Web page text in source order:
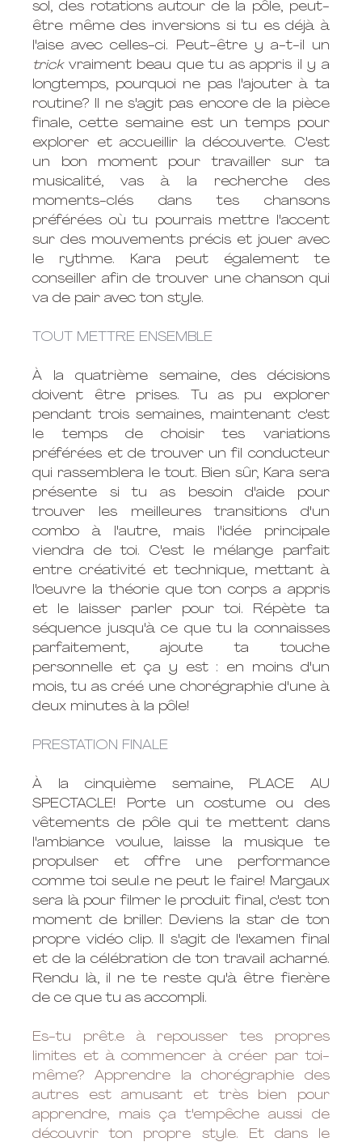
sol, des rotations autour de la pôle, peut-
être même des inversions si tu es déjà à
trick vraiment beau que tu as appris il y a
longtemps, pourquoi ne pas l'ajouter à ta
routine? Il ne s'agit pas encore de la pièce
finale, cette semaine est un temps pour
explorer et accueillir la découverte. C'est
un bon moment pour travailler sur ta
musicalité, vas à la recherche des
moments-clés dans tes chansons
préférées où tu pourrais mettre l'accent
sur des mouvements précis et jouer avec
le rythme. Kara peut également te
conseiller afin de trouver une chanson qui
va de pair avec ton style.
TOUT METTRE ENSEMBLE
À la quatrième semaine, des décisions
doivent être prises. Tu as pu explorer
pendant trois semaines, maintenant c'est
le temps de choisir tes variations
préférées et de trouver un fil conducteur
qui rassemblera le tout. Bien sûr, Kara sera
présente si tu as besoin d'aide pour
trouver les meilleures transitions d'un
combo à l'autre, mais l'idée principale
viendra de toi. C'est le mélange parfait
entre créativité et technique, mettant à
l'oeuvre la théorie que ton corps a appris
et le laisser parler pour toi. Répète ta
séquence jusqu'à ce que tu la connaisses
parfaitement, ajoute ta touche
personnelle et ça y est : en moins d'un
mois, tu as créé une chorégraphie d'une à
deux minutes à la pôle!
PRESTATION FINALE
À la cinquième semaine, PLACE AU
SPECTACLE! Porte un costume ou des
vêtements de pôle qui te mettent dans
l'ambiance voulue, laisse la musique te
propulser et offre une performance
comme toi seul.e ne peut le faire! Margaux
sera là pour filmer le produit final, c'est ton
moment de briller. Deviens la star de ton
propre vidéo clip. Il s'agit de l'examen final
et de la célébration de ton travail acharné.
Rendu là, il ne te reste qu'à être fier.ère
de ce que tu as accompli.
Es-tu prêt.e à repousser tes propres
limites et à commencer à créer par toi-
même? Apprendre la chorégraphie des
autres est amusant et très bien pour
apprendre, mais ça t'empêche aussi de
découvrir ton propre style. Et dans le